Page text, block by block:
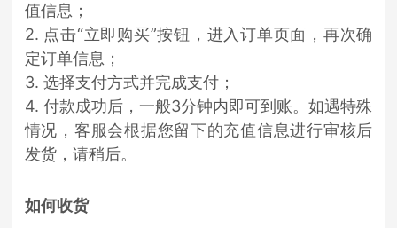
值信息；
2. 点击“立即购买”按钮，进入订单页面，再次确
定订单信息；
3. 选择支付方式并完成支付；
4. 付款成功后，一般3分钟内即可到账。如遇特殊
情况，客服会根据您留下的充值信息进行审核后
发货，请稍后。
如何收货